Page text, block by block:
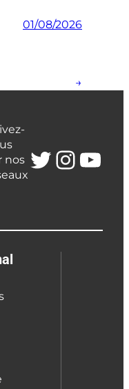
01/08/2026
→
nos Twitter